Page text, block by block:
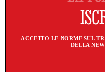
ACCETTO LE NORME SUL
DELLA